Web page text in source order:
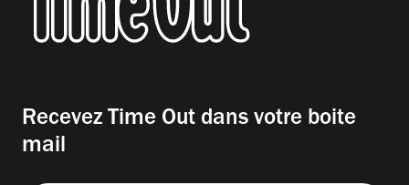
Recevez Time Out dans votre boite
mail